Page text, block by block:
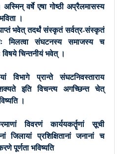
अस्मिन् वर्षे एषा गोष्ठी अप्रैलमासस्य
।
भवेत् तदर्थं संस्कृतं सर्वत्र-संस्कृतं
मिलत्वा संघटनस्य समाजस्य च
चिन्तनीयं भवेत् ।
विभागे प्रान्ते संघटनिवस्ताराय
इति विचन्त्य अगच्छिन्त चेत्
।
विवरणं कार्ययकर्तॄणां सूची
जिलायां प्रशिक्षितानां जनानां च
पूर्णता भविष्यति